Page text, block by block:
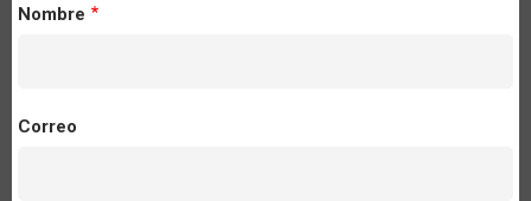
Nombre
Correo